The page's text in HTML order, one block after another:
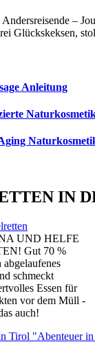
–
Glückskeksen,
Anleitung
IN
UND HELFE
Gut 70 %
schmeckt
Essen für
vor dem Müll -
auch!